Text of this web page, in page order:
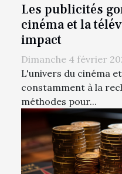
Les publicités
cinéma et la
impact
Dimanche 4 février
L'univers du cinéma
constamment à la
méthodes pour...